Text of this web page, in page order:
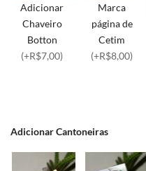
Adicionar
Chaveiro
Botton
(+R$7,00)
Marca
página de
Cetim
(+R$8,00)
Adicionar Cantoneiras